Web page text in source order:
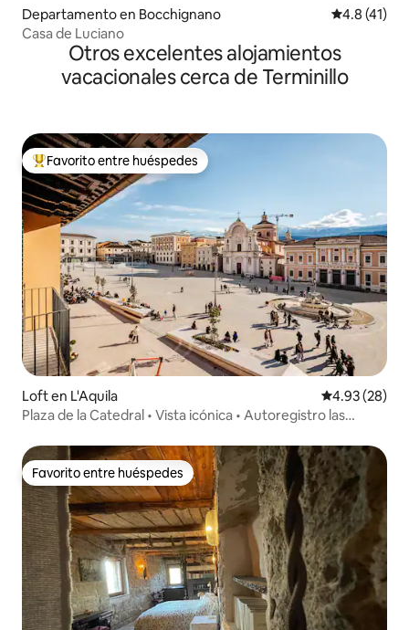
Departamento en Bocchignano Calificación
4.8 (41)
Casa de Luciano
Otros excelentes alojamientos
vacacionales cerca de Terminillo
De los mejores en Favorito entre huéspedes
Favorito entre huéspedes
Loft en L'Aquila Calificación
4.93 (28)
Plaza de la Catedral • Vista icónica • Autoregistro las
Favorito entre huéspedes
Favorito entre huéspedes